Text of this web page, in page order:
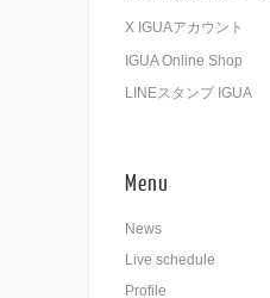
X IGUAアカウント
IGUA Online Shop
LINEスタンプ IGUA
Menu
News
Live schedule
Profile